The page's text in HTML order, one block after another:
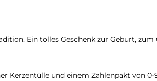
Ein tolles Geschenk zur Geburt,
und einem Zahlenpakt von 0-